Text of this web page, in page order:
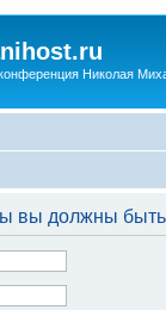
Николая
вы должны